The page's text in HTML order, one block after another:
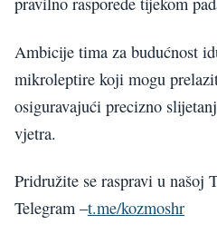
Ambicije tima za budućnost
mikroleptire koji mogu
osiguravajući precizno
vjetra.
Pridružite se raspravi u našoj
Telegram –t.me/kozmoshr